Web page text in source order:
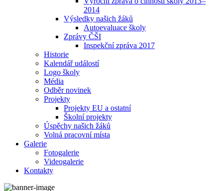
2014
Výsledky našich žáků
Autoevaluace školy
Zprávy ČŠI
Inspekční zpráva 2017
Historie
Kalendář událostí
Logo školy
Média
Odběr novinek
Projekty
Projekty EU a ostatní
Školní projekty
Úspěchy našich žáků
Volná pracovní místa
Galerie
Fotogalerie
Videogalerie
Kontakty